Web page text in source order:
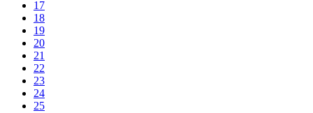
17
18
19
20
21
22
23
24
25